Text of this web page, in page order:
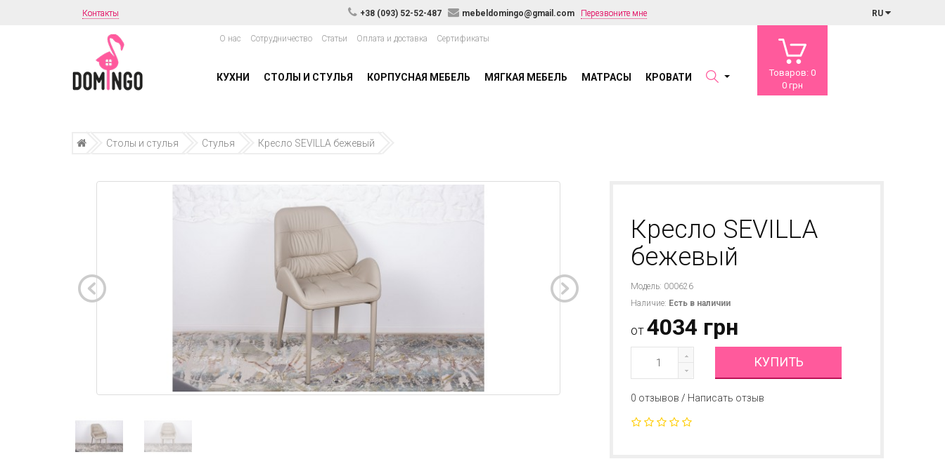
Контакты +38 (093) 52-52-487 mebeldomingo@gmail.com Перезвоните мне RU
О нас Сотрудничество Статьи Оплата и доставка Сертификаты
КУХНИ СТОЛЫ И СТУЛЬЯ КОРПУСНАЯ МЕБЕЛЬ МЯГКАЯ МЕБЕЛЬ МАТРАСЫ КРОВАТИ
Товаров: 0
0 грн
Столы и стулья Стулья Кресло SEVILLA бежевый
Кресло SEVILLA
бежевый
Модель: 000626
Наличие: Есть в наличии
от4034 грн
КУПИТЬ
0 отзывов / Написать отзыв